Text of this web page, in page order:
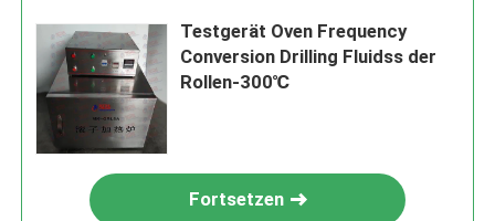
Testgerät Oven Frequency
Conversion Drilling Fluidss der
Rollen-300℃
Fortsetzen